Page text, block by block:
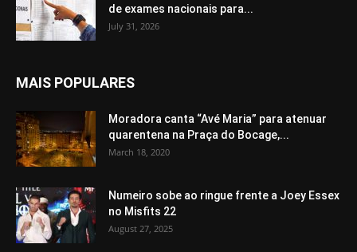
de exames nacionais para...
July 31, 2026
MAIS POPULARES
Moradora canta “Avé Maria” para atenuar
quarentena na Praça do Bocage,...
March 18, 2020
Numeiro sobe ao ringue frente a Joey Essex
no Misfits 22
August 27, 2025